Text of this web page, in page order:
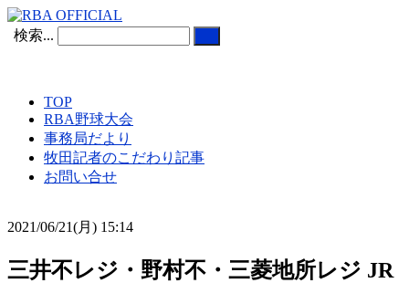
検索...
TOP
RBA野球大会
事務局だより
牧田記者のこだわり記事
お問い合せ
2021/06/21(月) 15:14
三井不レジ・野村不・三菱地所レジ JR